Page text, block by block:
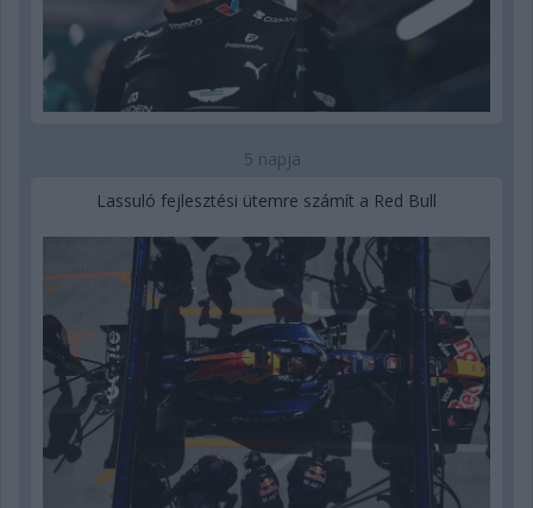
5 napja
Lassuló fejlesztési ütemre számít a Red Bull